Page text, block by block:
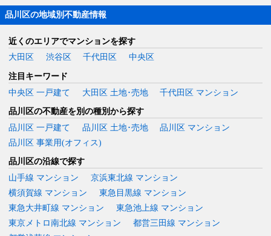
品川区の地域別不動産情報
近くのエリアでマンションを探す
大田区
渋谷区 千代田区 中央区
注目キーワード
中央区 一戸建て
大田区 土地･売地 千代田区 マンション
品川区の不動産を別の種別から探す
品川区 一戸建て
品川区 土地･売地
品川区 マンション
品川区 事業用(オフィス)
品川区の沿線で探す
山手線 マンション
京浜東北線 マンション
横須賀線 マンション
東急目黒線 マンション
東急大井町線 マンション
東急池上線 マンション
東京メトロ南北線 マンション
都営三田線 マンション